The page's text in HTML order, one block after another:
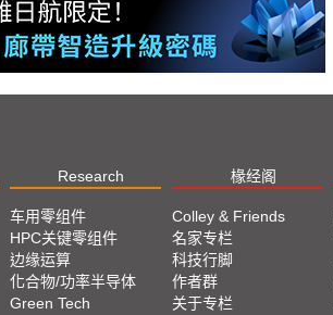
Research 椽经阁
车用零组件
HPC关键零组件
边缘运算
化合物/功率半导体
Green Tech
Colley & Friends
名家专栏
科技行脚
作者群
关于专栏